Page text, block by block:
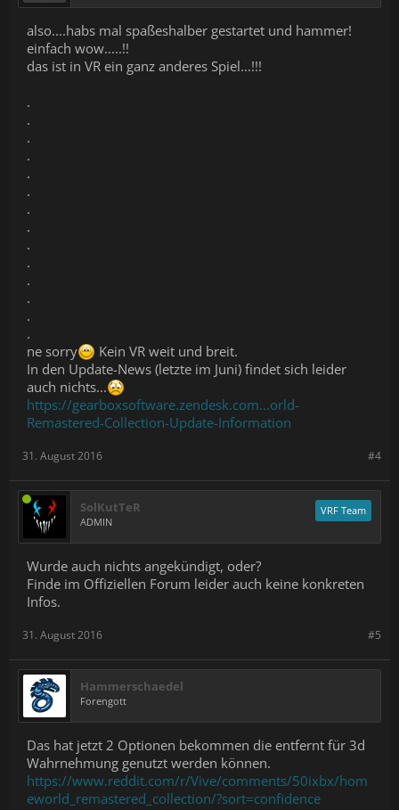
also....habs mal spaßeshalber gestartet und hammer!
einfach wow.....!!
das ist in VR ein ganz anderes Spiel...!!!
.
.
.
.
.
.
.
.
.
.
.
.
.
.
ne sorry
Kein VR weit und breit.
In den Update-News (letzte im Juni) findet sich leider
auch nichts...
https://gearboxsoftware.zendesk.com...orld-
Remastered-Collection-Update-Information
#4
31. August 2016
SolKutTeR
ADMIN
VRF Team
Wurde auch nichts angekündigt, oder?
Finde im Offiziellen Forum leider auch keine konkreten
Infos.
#5
31. August 2016
Hammerschaedel
Forengott
Das hat jetzt 2 Optionen bekommen die entfernt für 3d
Wahrnehmung genutzt werden können.
https://www.reddit.com/r/Vive/comments/50ixbx/hom
eworld_remastered_collection/?sort=confidence